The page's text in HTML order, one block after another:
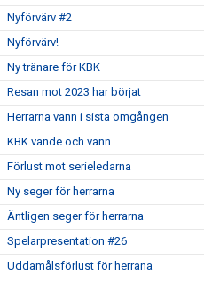
Nyförvärv #2
Nyförvärv!
Ny tränare för KBK
Resan mot 2023 har börjat
Herrarna vann i sista omgången
KBK vände och vann
Förlust mot serieledarna
Ny seger för herrarna
Äntligen seger för herrarna
Spelarpresentation #26
Uddamålsförlust för herrana